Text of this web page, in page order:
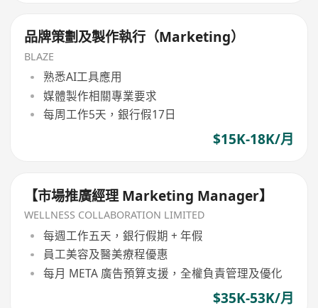
品牌策劃及製作執行（Marketing）
BLAZE
熟悉AI工具應用
媒體製作相關專業要求
每周工作5天，銀行假17日
$15K-18K/月
【市場推廣經理 Marketing Manager】
WELLNESS COLLABORATION LIMITED
每週工作五天，銀行假期 + 年假
員工美容及醫美療程優惠
每月 META 廣告預算支援，全權負責管理及優化
$35K-53K/月